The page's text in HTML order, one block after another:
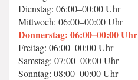
Dienstag: 06:00–00:00 Uhr
Mittwoch: 06:00–00:00 Uhr
Donnerstag: 06:00–00:00 Uhr
Freitag: 06:00–00:00 Uhr
Samstag: 07:00–00:00 Uhr
Sonntag: 08:00–00:00 Uhr